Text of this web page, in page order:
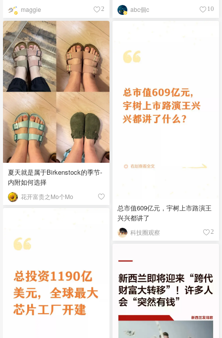
maggie 2 abc個c 10
夏天就是属于Birkenstock的季节-
内附如何选择
花开富贵之Mo个Mo
总市值609亿元，宇树上市路演王
兴兴都讲了
科技圈观察 2